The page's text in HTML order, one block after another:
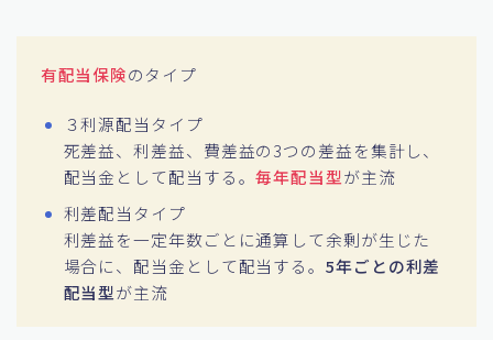
有配当保険のタイプ
３利源配当タイプ
死差益、利差益、費差益の3つの差益を集計し、
配当金として配当する。毎年配当型が主流
利差配当タイプ
利差益を一定年数ごとに通算して余剰が生じた
場合に、配当金として配当する。 5年ごとの利差
配当型が主流